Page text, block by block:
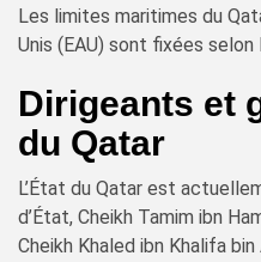
Les limites maritimes du
Unis (EAU) sont fixées
Dirigeants et
du Qatar
L’État du Qatar est
d’État, Cheikh Tamim ibn
Cheikh Khaled ibn Khalifa